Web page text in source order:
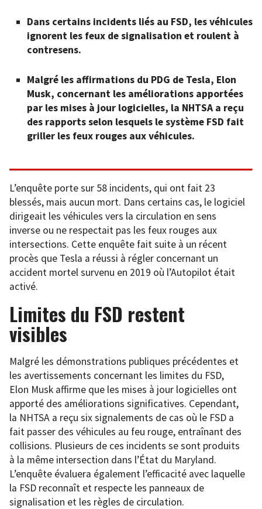
Dans certains incidents liés au FSD, les véhicules
ignorent les feux de signalisation et roulent à
contresens.
Malgré les affirmations du PDG de Tesla, Elon
Musk, concernant les améliorations apportées
par les mises à jour logicielles, la NHTSA a reçu
des rapports selon lesquels le système FSD fait
griller les feux rouges aux véhicules.
L’enquête porte sur 58 incidents, qui ont fait 23
blessés, mais aucun mort. Dans certains cas, le logiciel
dirigeait les véhicules vers la circulation en sens
inverse ou ne respectait pas les feux rouges aux
intersections. Cette enquête fait suite à un récent
procès que Tesla a réussi à régler concernant un
accident mortel survenu en 2019 où l’Autopilot était
activé.
Limites du FSD restent
visibles
Malgré les démonstrations publiques précédentes et
les avertissements concernant les limites du FSD,
Elon Musk affirme que les mises à jour logicielles ont
apporté des améliorations significatives. Cependant,
la NHTSA a reçu six signalements de cas où le FSD a
fait passer des véhicules au feu rouge, entraînant des
collisions. Plusieurs de ces incidents se sont produits
à la même intersection dans l’État du Maryland.
L’enquête évaluera également l’efficacité avec laquelle
la FSD reconnaît et respecte les panneaux de
signalisation et les règles de circulation.